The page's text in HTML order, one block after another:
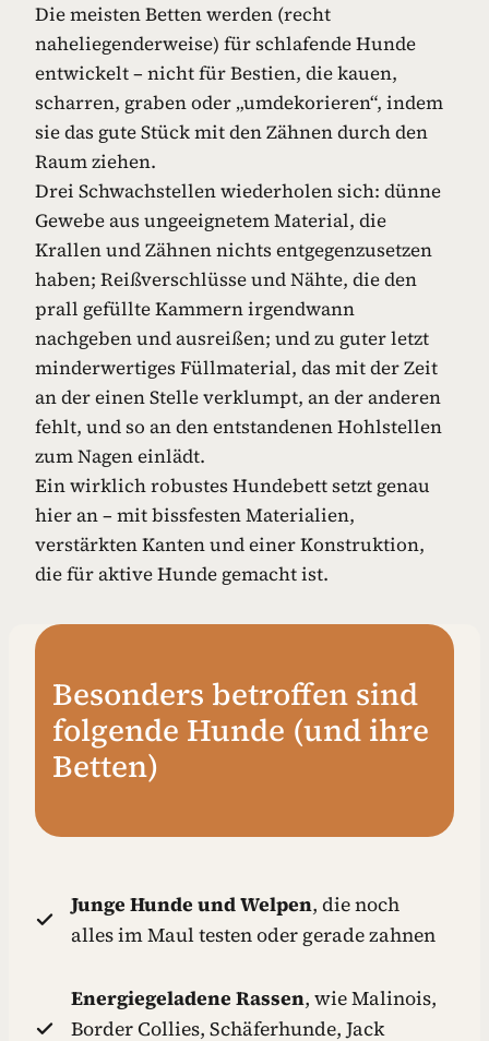
Die meisten Betten werden (recht
naheliegenderweise) für schlafende Hunde
entwickelt – nicht für Bestien, die kauen,
scharren, graben oder „umdekorieren“, indem
sie das gute Stück mit den Zähnen durch den
Raum ziehen.
Drei Schwachstellen wiederholen sich: dünne
Gewebe aus ungeeignetem Material, die
Krallen und Zähnen nichts entgegenzusetzen
haben; Reißverschlüsse und Nähte, die den
prall gefüllte Kammern irgendwann
nachgeben und ausreißen; und zu guter letzt
minderwertiges Füllmaterial, das mit der Zeit
an der einen Stelle verklumpt, an der anderen
fehlt, und so an den entstandenen Hohlstellen
zum Nagen einlädt.
Ein wirklich robustes Hundebett setzt genau
hier an – mit bissfesten Materialien,
verstärkten Kanten und einer Konstruktion,
die für aktive Hunde gemacht ist.
Besonders betroffen sind
folgende Hunde (und ihre
Betten)
Junge Hunde und Welpen, die noch
alles im Maul testen oder gerade zahnen
Energiegeladene Rassen, wie Malinois,
Border Collies, Schäferhunde, Jack